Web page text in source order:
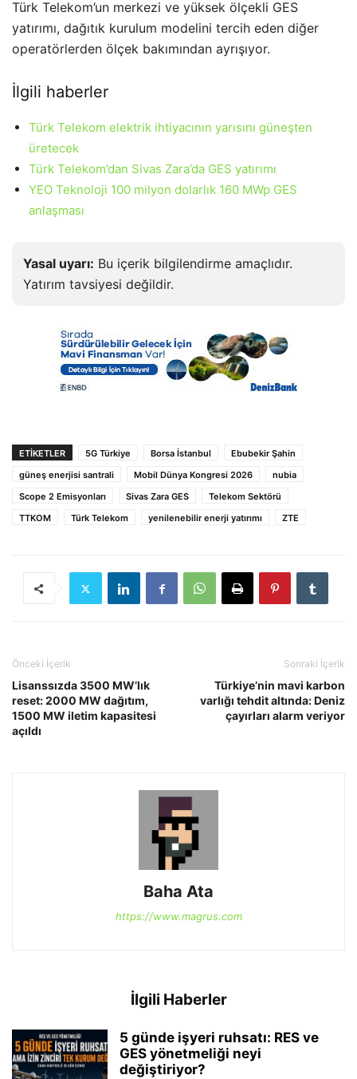
Türk Telekom’un merkezi ve yüksek ölçekli GES
yatırımı, dağıtık kurulum modelini tercih eden diğer
operatörlerden ölçek bakımından ayrışıyor.
İlgili haberler
Türk Telekom elektrik ihtiyacının yarısını güneşten
üretecek
Türk Telekom’dan Sivas Zara’da GES yatırımı
YEO Teknoloji 100 milyon dolarlık 160 MWp GES
anlaşması
Yasal uyarı: Bu içerik bilgilendirme amaçlıdır.
Yatırım tavsiyesi değildir.
ETIKETLER 5G Türkiye Borsa İstanbul
Ebubekir Şahin
güneş enerjisi santrali
Mobil Dünya Kongresi 2026
nubia
Scope 2 Emisyonları
Sivas Zara GES
Telekom Sektörü
TTKOM
Türk Telekom yenilenebilir enerji yatırımı ZTE
Önceki İçerik
Lisanssızda 3500 MW’lık
reset: 2000 MW dağıtım,
1500 MW iletim kapasitesi
açıldı
Sonraki İçerik
Türkiye’nin mavi karbon
varlığı tehdit altında: Deniz
çayırları alarm veriyor
Baha Ata
https://www.magrus.com
İlgili Haberler
5 günde işyeri ruhsatı: RES ve
GES yönetmeliği neyi
değiştiriyor?